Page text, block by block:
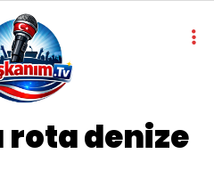
denize